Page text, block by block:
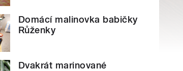
Domácí malinovka babičky
Růženky
Dvakrát marinované